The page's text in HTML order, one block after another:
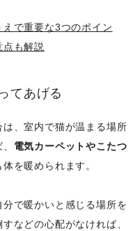
で重要な3つのポイン
点も解説
てあげる
、室内で猫が温まる場所
電気カーペットやこたつ
を暖められます。
で暖かいと感じる場所を
などの心配がなければ、